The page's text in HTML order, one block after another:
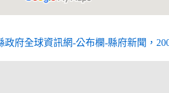
政府全球資訊網-公布欄-縣府新聞，